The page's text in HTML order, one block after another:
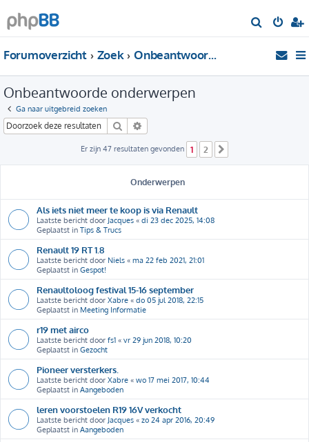
o
Forumoverzicht Zoek Onbeantwoorde onderwerpen
Onbeantwoorde onderwerpen
Ga naar uitgebreid zoeken
Zoek
Er zijn 47 resultaten gevonden 1 2
Onderwerpen
Als iets niet meer te koop is via Renault
Laatste bericht door Jacques « di 23 dec 2025, 14:08
Geplaatst in Tips & Trucs
Renault 19 RT 1.8
Laatste bericht door Niels « ma 22 feb 2021, 21:01
Geplaatst in Gespot!
Renaultoloog festival 15-16 september
Laatste bericht door Xabre « do 05 jul 2018, 22:15
Geplaatst in Meeting Informatie
r19 met airco
Laatste bericht door fs1 « vr 29 jun 2018, 10:20
Geplaatst in Gezocht
Pioneer versterkers.
Laatste bericht door Xabre « wo 17 mei 2017, 10:44
Geplaatst in Aangeboden
leren voorstoelen R19 16V verkocht
Laatste bericht door Jacques « zo 24 apr 2016, 20:49
Geplaatst in Aangeboden